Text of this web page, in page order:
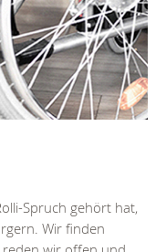
Spruch gehört hat,
Wir finden